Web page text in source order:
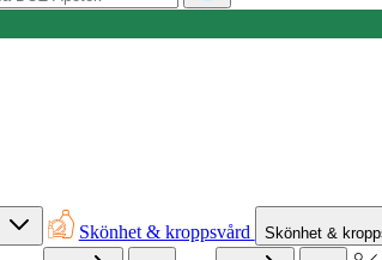
Skönhet & kroppsvård Skönhet &